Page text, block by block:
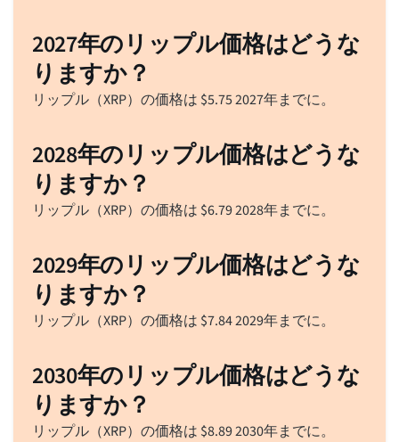
2027年のリップル価格はどうな
りますか？
リップル（XRP）の価格は $5.752027年までに。
2028年のリップル価格はどうな
りますか？
リップル（XRP）の価格は $6.792028年までに。
2029年のリップル価格はどうな
りますか？
リップル（XRP）の価格は $7.842029年までに。
2030年のリップル価格はどうな
りますか？
リップル（XRP）の価格は $8.892030年までに。